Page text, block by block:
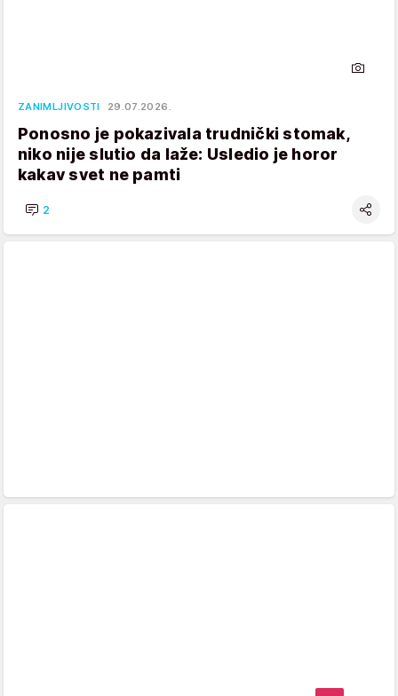
ZANIMLJIVOSTI 29.07.2026.
Ponosno je pokazivala trudnički stomak,
niko nije slutio da laže: Usledio je horor
kakav svet ne pamti
2